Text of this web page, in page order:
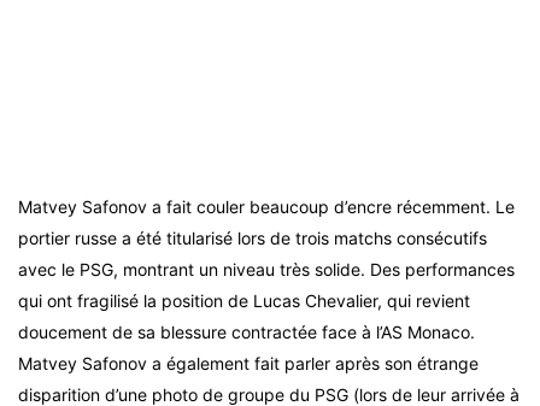
Matvey Safonov a fait couler beaucoup d’encre récemment. Le
portier russe a été titularisé lors de trois matchs consécutifs
avec le PSG, montrant un niveau très solide. Des performances
qui ont fragilisé la position de Lucas Chevalier, qui revient
doucement de sa blessure contractée face à l’AS Monaco.
Matvey Safonov a également fait parler après son étrange
disparition d’une photo de groupe du PSG (lors de leur arrivée à